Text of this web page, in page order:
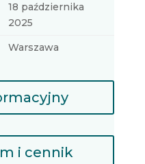
18 października
2025
Warszawa
i cennik